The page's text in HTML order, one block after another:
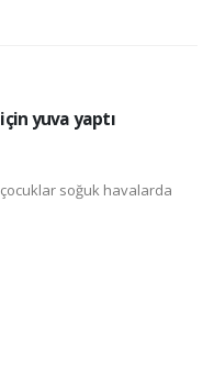
yuva yaptı
soğuk havalarda